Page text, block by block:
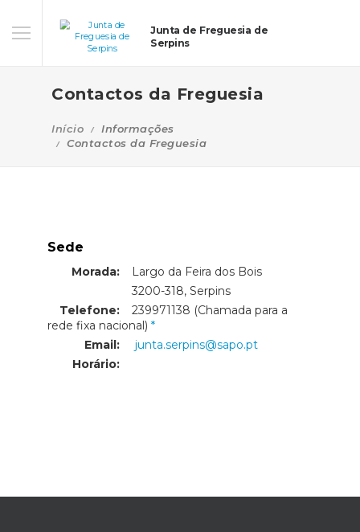
Junta de Freguesia de
Serpins
Contactos da Freguesia
Início
Informações
Contactos da Freguesia
Sede
Morada:
Largo da Feira dos Bois
3200-318, Serpins
Telefone:
239971138 (Chamada para a
rede fixa nacional)
Email:
junta.serpins@sapo.pt
Horário: